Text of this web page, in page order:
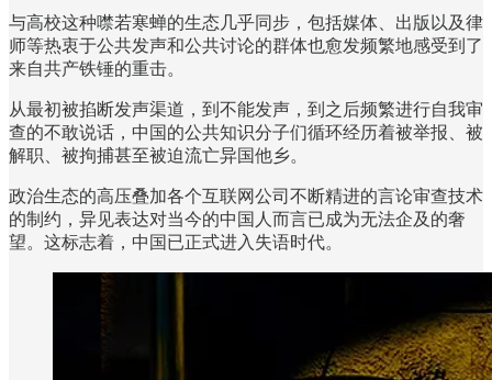
与高校这种噤若寒蝉的生态几乎同步，包括媒体、出版以及律
师等热衷于公共发声和公共讨论的群体也愈发频繁地感受到了
来自共产铁锤的重击。
从最初被掐断发声渠道，到不能发声，到之后频繁进行自我审
查的不敢说话，中国的公共知识分子们循环经历着被举报、被
解职、被拘捕甚至被迫流亡异国他乡。
政治生态的高压叠加各个互联网公司不断精进的言论审查技术
的制约，异见表达对当今的中国人而言已成为无法企及的奢
望。这标志着，中国已正式进入失语时代。